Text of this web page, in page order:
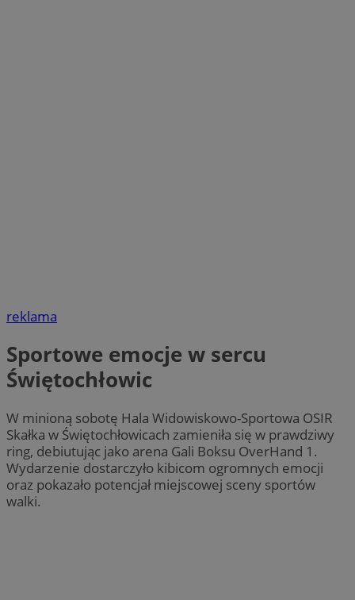
reklama
Sportowe emocje w sercu
Świętochłowic
W minioną sobotę Hala Widowiskowo-Sportowa OSIR
Skałka w Świętochłowicach zamieniła się w prawdziwy
ring, debiutując jako arena Gali Boksu OverHand 1.
Wydarzenie dostarczyło kibicom ogromnych emocji
oraz pokazało potencjał miejscowej sceny sportów
walki.